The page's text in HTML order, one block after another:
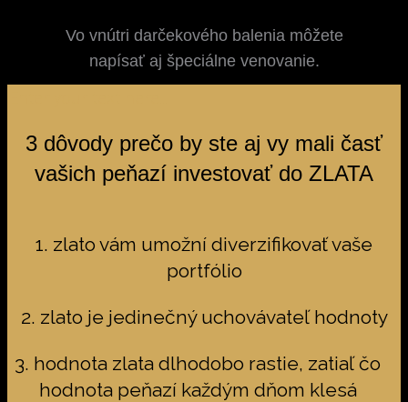
Vo vnútri darčekového balenia môžete
napísať aj špeciálne venovanie.
3 dôvody prečo by ste aj vy mali časť
vašich peňazí investovať do ZLATA
1. zlato vám umožní diverzifikovať vaše
portfólio
2. zlato je jedinečný uchovávateľ hodnoty
3. hodnota zlata dlhodobo rastie, zatiaľ čo
hodnota peňazí každým dňom klesá